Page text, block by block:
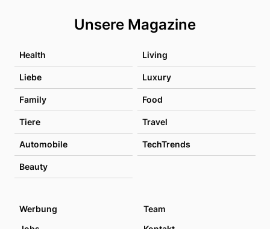
Unsere Magazine
Health Living
Liebe Luxury
Family Food
Tiere Travel
Automobile TechTrends
Beauty
Werbung
Team